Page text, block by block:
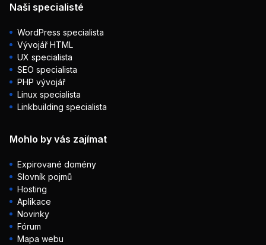
Naši specialisté
WordPress specialista
Vývojář HTML
UX specialista
SEO specialista
PHP vývojář
Linux specialista
Linkbuilding specialista
Mohlo by vás zajímat
Expirované domény
Slovník pojmů
Hosting
Aplikace
Novinky
Fórum
Mapa webu